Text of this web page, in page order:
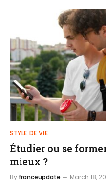
STYLE DE VIE
Étudier ou se
mieux ?
By franceupdate March 18,